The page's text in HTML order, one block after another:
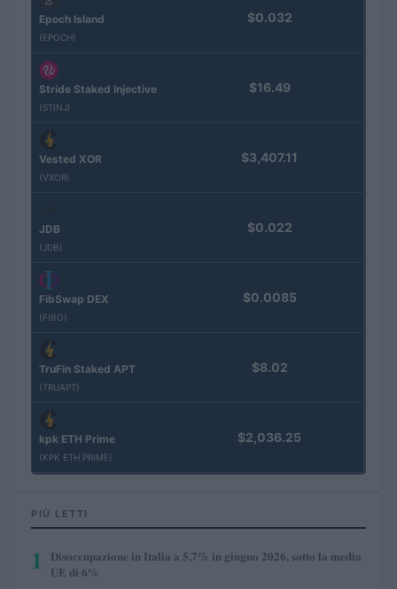
Epoch Island
(EPOCH)
$0.032
Stride Staked Injective
(STINJ)
$16.49
Vested XOR
(VXOR)
$3,407.11
JDB
(JDB)
$0.022
FibSwap DEX
(FIBO)
$0.0085
TruFin Staked APT
(TRUAPT)
$8.02
kpk ETH Prime
(KPK ETH PRIME)
$2,036.25
PIÙ LETTI
1
Disoccupazione in Italia a 5,7% in giugno 2026, sotto la media
UE di 6%